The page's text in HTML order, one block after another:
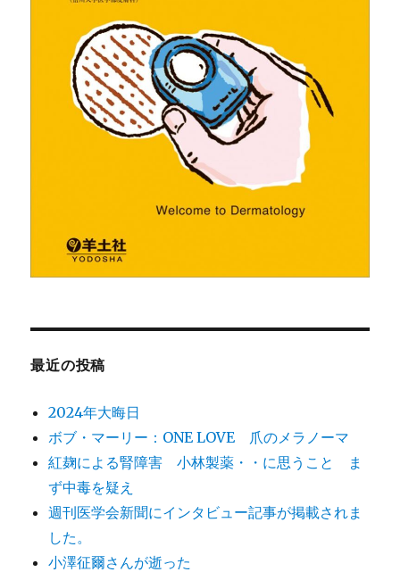
最近の投稿
2024年大晦日
ボブ・マーリー：ONE LOVE 爪のメラノーマ
紅麹による腎障害 小林製薬・・に思うこと ま
ず中毒を疑え
週刊医学会新聞にインタビュー記事が掲載されま
した。
小澤征爾さんが逝った